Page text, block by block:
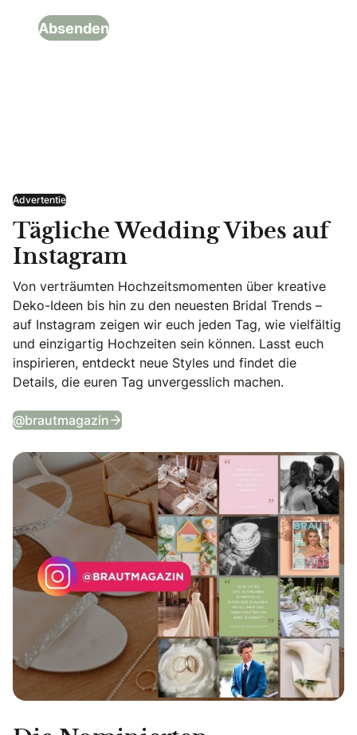
Advertentie
Tägliche Wedding Vibes auf
Instagram
Von verträumten Hochzeitsmomenten über kreative
Deko-Ideen bis hin zu den neuesten Bridal Trends –
auf Instagram zeigen wir euch jeden Tag, wie vielfältig
und einzigartig Hochzeiten sein können. Lasst euch
inspirieren, entdeckt neue Styles und findet die
Details, die euren Tag unvergesslich machen.
@brautmagazin Tägliche Wedding Vibes auf Instagram